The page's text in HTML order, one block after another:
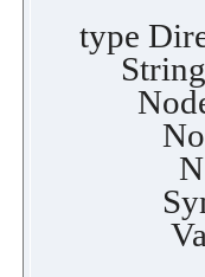
type
Node
Next
Value